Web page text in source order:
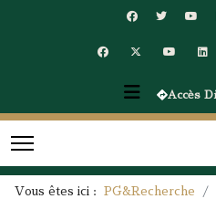
Accès
Vous êtes ici : PG&Recherche